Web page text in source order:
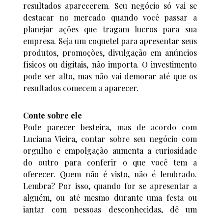
resultados aparecerem. Seu negócio só vai se
destacar no mercado quando você passar a
planejar ações que tragam lucros para sua
empresa. Seja um coquetel para apresentar seus
produtos, promoções, divulgação em anúncios
físicos ou digitais, não importa. O investimento
pode ser alto, mas não vai demorar até que os
resultados comecem a aparecer.
Conte sobre ele
Pode parecer besteira, mas de acordo com
Luciana Vieira, contar sobre seu negócio com
orgulho e empolgação aumenta a curiosidade
do outro para conferir o que você tem a
oferecer. Quem não é visto, não é lembrado.
Lembra? Por isso, quando for se apresentar a
alguém, ou até mesmo durante uma festa ou
jantar com pessoas desconhecidas, dê um